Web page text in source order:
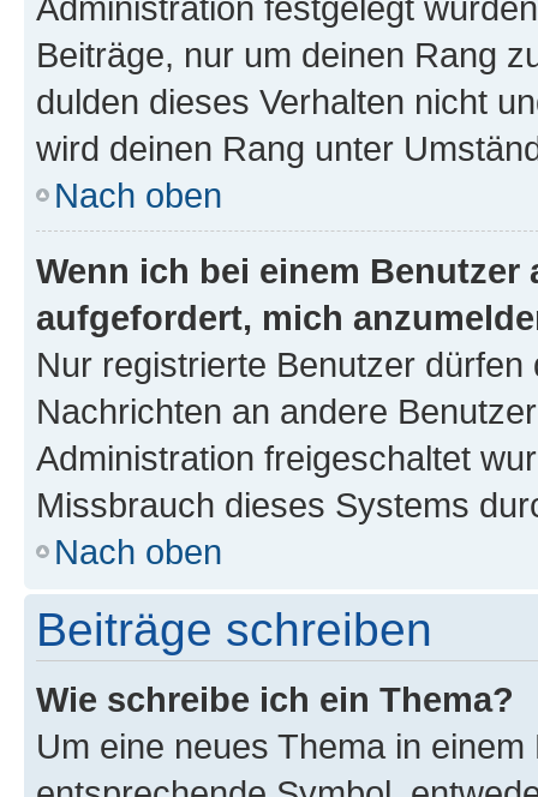
Beiträge, nur um deinen Rang
dulden dieses Verhalten nicht
wird deinen Rang unter
Nach oben
Wenn ich bei einem
aufgefordert, mich
Nur registrierte Benutzer
Nachrichten an andere
Administration freigeschaltet
Missbrauch dieses Systems
Nach oben
Beiträge schreiben
Wie schreibe ich ein Thema?
Um eine neues Thema in